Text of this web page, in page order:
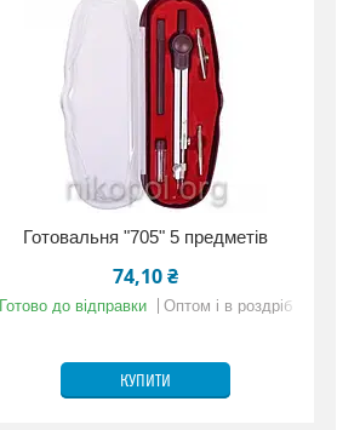
Готовальня "705" 5 предметів
74,10 ₴
Готово до відправки Оптом і в роздріб
КУПИТИ